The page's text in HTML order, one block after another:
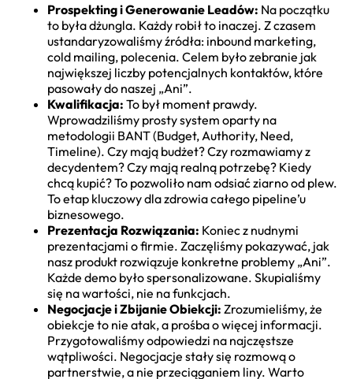
Prospekting i Generowanie Leadów: Na początku
to była dżungla. Każdy robił to inaczej. Z czasem
ustandaryzowaliśmy źródła: inbound marketing,
cold mailing, polecenia. Celem było zebranie jak
największej liczby potencjalnych kontaktów, które
pasowały do naszej „Ani”.
Kwalifikacja: To był moment prawdy.
Wprowadziliśmy prosty system oparty na
metodologii BANT (Budget, Authority, Need,
Timeline). Czy mają budżet? Czy rozmawiamy z
decydentem? Czy mają realną potrzebę? Kiedy
chcą kupić? To pozwoliło nam odsiać ziarno od plew.
To etap kluczowy dla zdrowia całego pipeline’u
biznesowego.
Prezentacja Rozwiązania: Koniec z nudnymi
prezentacjami o firmie. Zaczęliśmy pokazywać, jak
nasz produkt rozwiązuje konkretne problemy „Ani”.
Każde demo było spersonalizowane. Skupialiśmy
się na wartości, nie na funkcjach.
Negocjacje i Zbijanie Obiekcji: Zrozumieliśmy, że
obiekcje to nie atak, a prośba o więcej informacji.
Przygotowaliśmy odpowiedzi na najczęstsze
wątpliwości. Negocjacje stały się rozmową o
partnerstwie, a nie przeciąganiem liny. Warto